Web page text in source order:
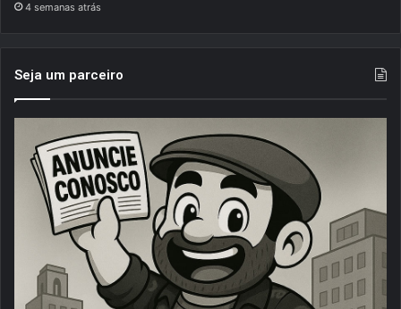
4 semanas atrás
Seja um parceiro